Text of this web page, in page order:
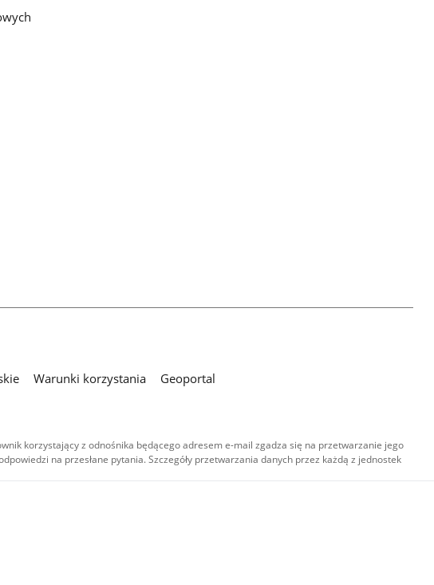
Warunki korzystania
Geoportal
korzystający z odnośnika będącego adresem e-mail zgadza się na przetwarzanie jego
na przesłane pytania. Szczegóły przetwarzania danych przez każdą z jednostek
są
audio i wideo,
niekomercyjne -